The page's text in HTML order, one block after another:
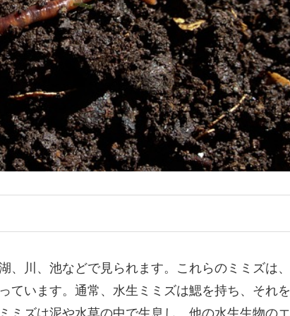
川、池などで見られます。これらのミミズは、
ています。通常、水生ミミズは鰓を持ち、それを